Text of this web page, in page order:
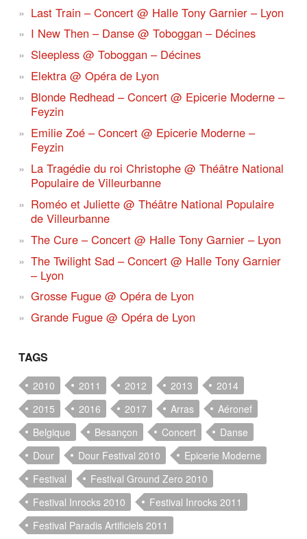
Last Train – Concert @ Halle Tony Garnier – Lyon
I New Then – Danse @ Toboggan – Décines
Sleepless @ Toboggan – Décines
Elektra @ Opéra de Lyon
Blonde Redhead – Concert @ Epicerie Moderne –
Feyzin
Emilie Zoé – Concert @ Epicerie Moderne –
Feyzin
La Tragédie du roi Christophe @ Théâtre National
Populaire de Villeurbanne
Roméo et Juliette @ Théâtre National Populaire
de Villeurbanne
The Cure – Concert @ Halle Tony Garnier – Lyon
The Twilight Sad – Concert @ Halle Tony Garnier
– Lyon
Grosse Fugue @ Opéra de Lyon
Grande Fugue @ Opéra de Lyon
TAGS
2010 2011 2012 2013
2014
2015
2016 2017 Arras
Aéronef
Belgique
Besançon Concert
Danse
Dour
Dour Festival 2010
Epicerie Moderne
Festival
Festival Ground Zero 2010
Festival Inrocks 2010
Festival Inrocks 2011
Festival Paradis Artificiels 2011